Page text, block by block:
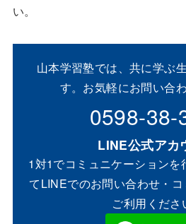
い。
山本学習塾では、共に学ぶ
す。お気軽にお問い合
0598-38-
LINE公式アカ
1対1でコミュニケーションを
てLINEでのお問い合わせ・
ご利用くださ